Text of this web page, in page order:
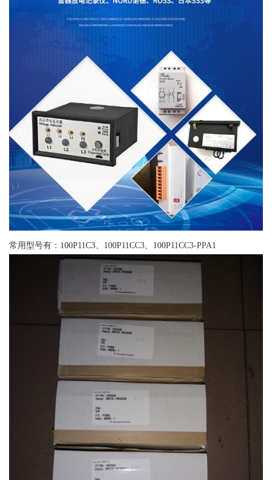
常用型号有：100P11C3、100P11CC3、100P11CC3-PPA1